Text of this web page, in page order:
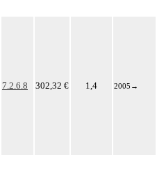
7.2.6.8 302,32 € 1,4 2005 →